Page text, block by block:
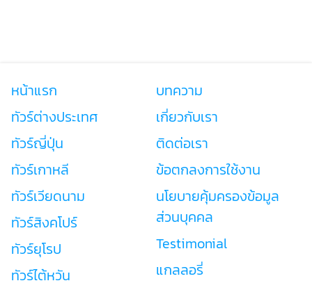
หน้าแรก
ทัวร์ต่างประเทศ
ทัวร์ญี่ปุ่น
ทัวร์เกาหลี
ทัวร์เวียดนาม
ทัวร์สิงคโปร์
ทัวร์ยุโรป
ทัวร์ไต้หวัน
บทความ
เกี่ยวกับเรา
ติดต่อเรา
ข้อตกลงการใช้งาน
นโยบายคุ้มครองข้อมูล
ส่วนบุคคล
Testimonial
แกลลอรี่